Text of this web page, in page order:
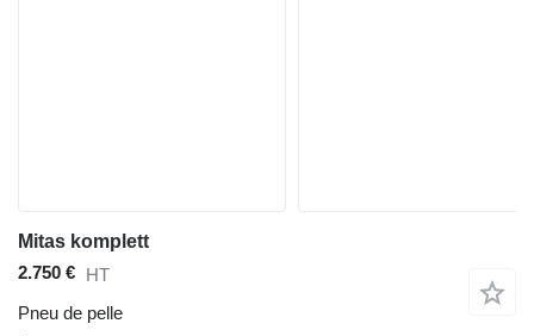
Mitas komplett
2.750 € HT
Pneu de pelle